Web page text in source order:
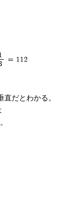
= 112
だとわかる。